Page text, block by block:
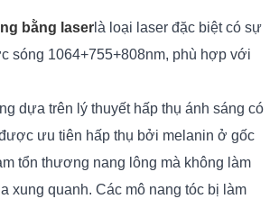
bằng laserlà loại laser đặc biệt có sự
sóng 1064+755+808nm, phù hợp với
dựa trên lý thuyết hấp thụ ánh sáng có
ưu tiên hấp thụ bởi melanin ở gốc
tổn thương nang lông mà không làm
xung quanh. Các mô nang tóc bị làm